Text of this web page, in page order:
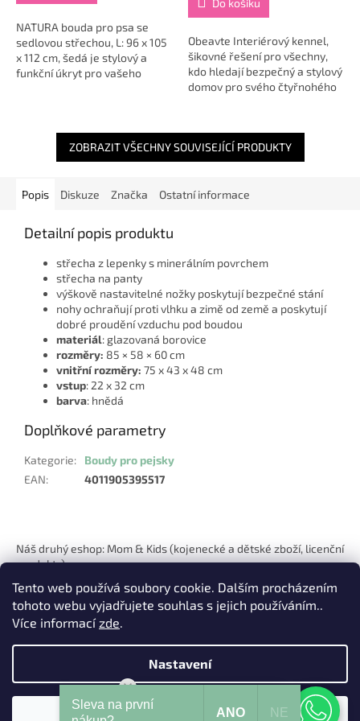
Tento web používá soubory cookie. Dalším procházením
tohoto webu vyjadřujete souhlas s jejich používáním..
Více informacízde.
Nastavení
5
hvězdiček.
NATURA bouda pro psa se
sedlovou střechou, L: 96 x 105
x 112 cm, šedá je stylový a
funkční úkryt pro vašeho
Obeavte Interiérový kennel,
šikovné řešení pro všechny,
kdo hledají bezpečný a stylový
domov pro svého čtyřnohého
pečlivě...
ZOBRAZIT VŠECHNY SOUVISEJÍCÍ PRODUKTY
Popis Diskuze Značka Ostatní informace
Detailní popis produktu
střecha z lepenky s minerálním povrchem
střecha na panty
výškově nastavitelné nožky poskytují bezpečné stání
nohy ochraňují proti vlhku a zimě od země a poskytují
dobré proudění vzduchu pod boudou
materiál: glazovaná borovice
rozměry: 85 × 58 × 60 cm
vnitřní rozměry: 75 x 43 x 48 cm
vstup: 22 x 32 cm
barva: hnědá
Doplňkové parametry
Kategorie:
Boudy pro pejsky
EAN: 4011905395517
p
Náš druhý eshop: Mom & Kids (kojenecké a dětské zboží, licenční
produkty)
Vytvořil Shoptet
Copyright 2026 . Všechna práva vyhrazena.
Mohu Vám pomoci?
Sleva na první
ANO NE